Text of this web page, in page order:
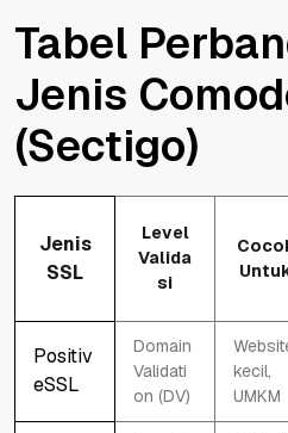
Tabel
Jenis
(Sectigo)
Jenis
SSL
Level
Valida
si
Positiv
eSSL
Domain
Validati
on (DV)
kecil,
UMKM